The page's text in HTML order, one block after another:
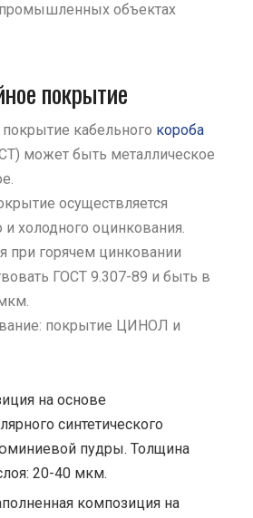
объектах
покрытие
кабельного короба
может быть металлическое
осуществляется
и холодного оцинкования.
при горячем цинковании
ГОСТ 9.307-89 и быть в
покрытие ЦИНОЛ и
на основе
синтетического
пудры. Толщина
20-40 мкм.
композиция на